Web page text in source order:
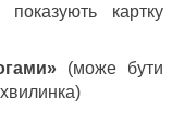
картку
(може бути